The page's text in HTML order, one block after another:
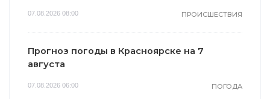
07.08.2026 08:00 ПРОИСШЕСТВИЯ
Прогноз погоды в Красноярске на 7
августа
07.08.2026 06:00 ПОГОДА